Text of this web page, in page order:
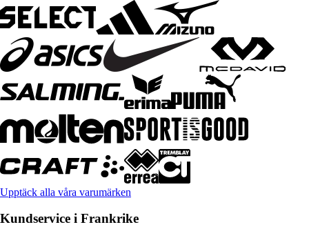
Upptäck alla våra varumärken
Kundservice i Frankrike